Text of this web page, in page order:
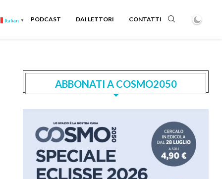
Italian ▼ PODCAST DAI LETTORI CONTATTI
ABBONATI A COSMO2050